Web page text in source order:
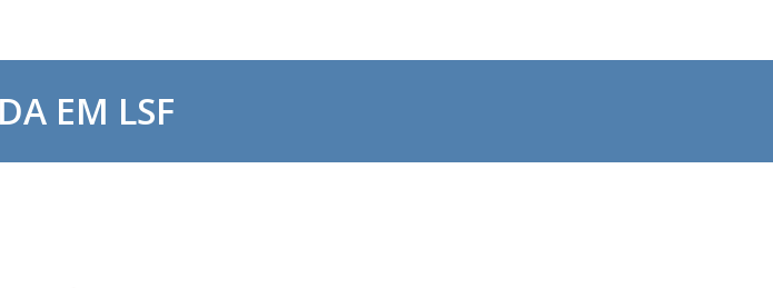
EM LSF